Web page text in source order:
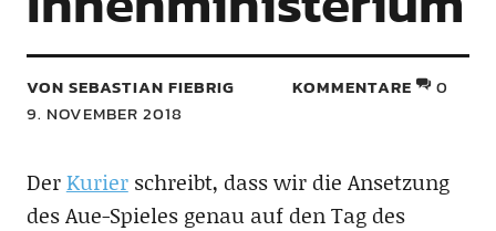
VON SEBASTIAN FIEBRIG
9. NOVEMBER 2018
KOMMENTARE 0
DerKurierschreibt, dass wir die Ansetzung
des Aue-Spieles genau auf den Tag des